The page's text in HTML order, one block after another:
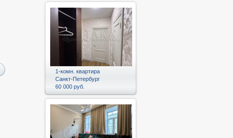
1-комн. квартира
Санкт-Петербург
60 000 руб.